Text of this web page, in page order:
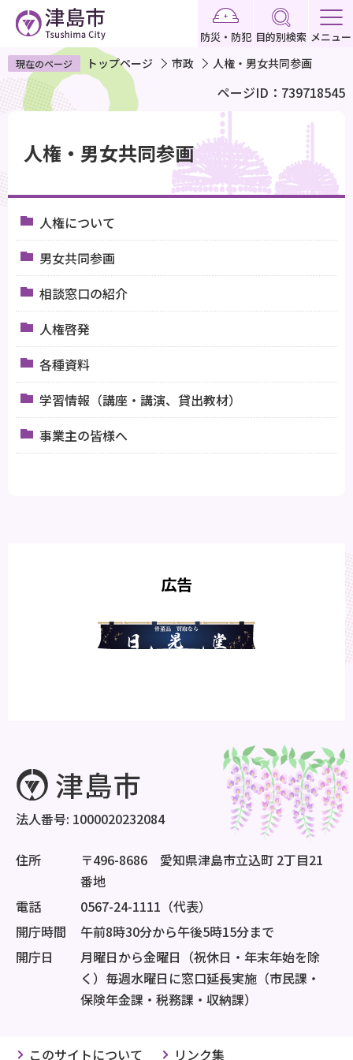
ペ
ー
ジ
で
す
防災・防犯 目的別検索 メニュー
現在のページ トップページ 市政 人権・男女共同参画
ページID：739718545
人権・男女共同参画
人権について
男女共同参画
相談窓口の紹介
人権啓発
各種資料
学習情報（講座・講演、貸出教材）
事業主の皆様へ
広告
法人番号: 1000020232084
住所
〒496-8686 愛知県津島市立込町 2丁目21
番地
電話
0567-24-1111（代表）
開庁時間
午前8時30分から午後5時15分まで
開庁日
月曜日から金曜日（祝休日・年末年始を除
く）毎週水曜日に窓口延長実施（市民課・
保険年金課・税務課・収納課）
このサイトについて リンク集